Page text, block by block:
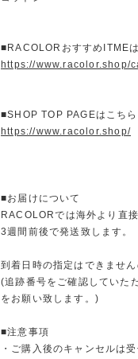
■RACOLORおすすめITME
https://www.racolor.shop/
■SHOP TOP PAGEはこちら
https://www.racolor.shop/
■お届けについて
RACOLORでは海外より直
3週間前後で発送致します。
到着日時の指定はできません
(追跡番号をご確認していた
をお願い致します。)
■注意事項
・ご購入後のキャンセルは